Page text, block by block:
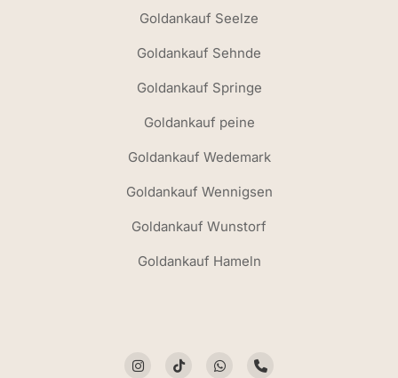
Goldankauf Seelze
Goldankauf Sehnde
Goldankauf Springe
Goldankauf peine
Goldankauf Wedemark
Goldankauf Wennigsen
Goldankauf Wunstorf
Goldankauf Hameln